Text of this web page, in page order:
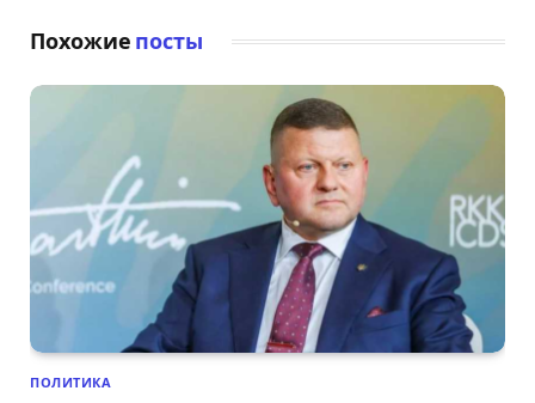
Похожие посты
ПОЛИТИКА